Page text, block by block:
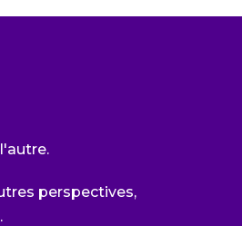
perspectives,